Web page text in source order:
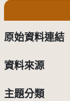
原始資料連結
資料來源
主題分類